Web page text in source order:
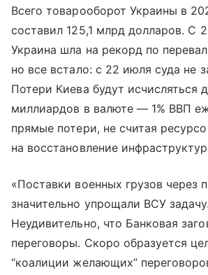
Всего товарооборот Украины в
составил 125,1 млрд долларов. С
Украина шла на рекорд по
но все встало: с 22 июля суда не
Потери Киева будут исчисляться
миллиардов в валюте — 1% ВВП
прямые потери, не считая
на восстановление
«Поставки военных грузов через
значительно упрощали ВСУ задачу.
Неудивительно, что Банковая
переговоры. Скоро образуется
“коалиции желающих”